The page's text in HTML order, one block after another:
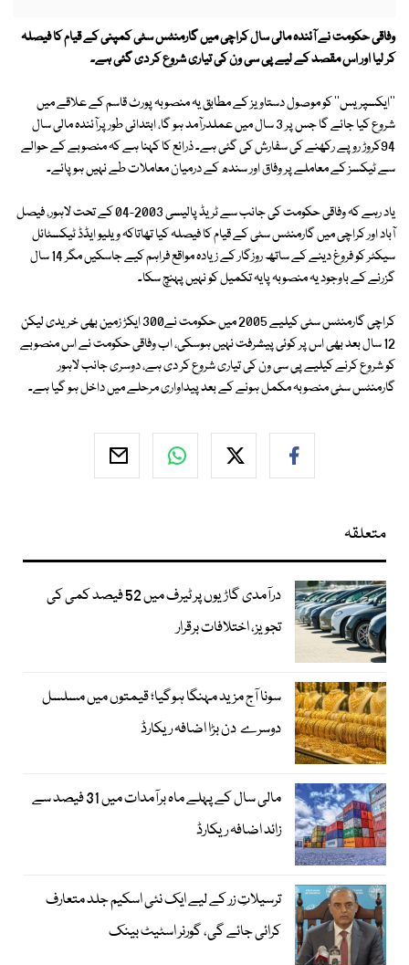
وفاقی حکومت نے آئندہ مالی سال کراچی میں گارمنٹس سٹی کمپنی کے قیام کا فیصلہ
کر لیا اور اس مقصد کے لیے پی سی ون کی تیاری شروع کر دی گئی ہے۔
''ایکسپریس'' کو موصول دستاویز کے مطابق یہ منصوبہ پورٹ قاسم کے علاقے میں
شروع کیا جائے گا جس پر 3 سال میں عملدرآمد ہو گا، ابتدائی طور پرآئندہ مالی سال
94کروڑ روپے رکھنے کی سفارش کی گئی ہے۔ ذرائع کا کہنا ہے کہ منصوبے کے حوالے
سے ٹیکسز کے معاملے پر وفاق اور سندھ کے درمیان معاملات طے نہیں ہو پائے۔
یاد رہے کہ وفاقی حکومت کی جانب سے ٹریڈ پالیسی 2003-04 کے تحت لاہور، فیصل
آباد اور کراچی میں گارمنٹس سٹی کے قیام کا فیصلہ کیا تھاتاکہ ویلیو ایڈڈ ٹیکسٹائل
سیکٹر کو فروغ دینے کے ساتھ روزگار کے زیادہ مواقع فراہم کیے جاسکیں مگر 14 سال
گزرنے کے باوجود یہ منصوبہ پایہ تکمیل کو نہیں پہنچ سکا۔
کراچی گارمنٹس سٹی کیلیے 2005 میں حکومت نے300 ایکڑ زمین بھی خریدی لیکن
12 سال بعد بھی اس پر کوئی پیشرفت نہیں ہوسکی، اب وفاقی حکومت نے اس منصوبے
کو شروع کرنے کیلیے پی سی ون کی تیاری شروع کر دی ہے، دوسری جانب لاہور
گارمنٹس سٹی منصوبہ مکمل ہونے کے بعد پیداواری مرحلے میں داخل ہو گیا ہے۔
متعلقہ
درآمدی گاڑیوں پر ٹیرف میں 52 فیصد کمی کی
تجویز، اختلافات برقرار
سونا آج مزید مہنگا ہوگیا؛ قیمتوں میں مسلسل
دوسرے دن بڑا اضافہ ریکارڈ
مالی سال کے پہلے ماہ برآمدات میں 31 فیصد سے
زائد اضافہ ریکارڈ
ترسیلاتِ زر کے لیے ایک نئی اسکیم جلد متعارف
کرائی جائے گی، گورنر اسٹیٹ بینک